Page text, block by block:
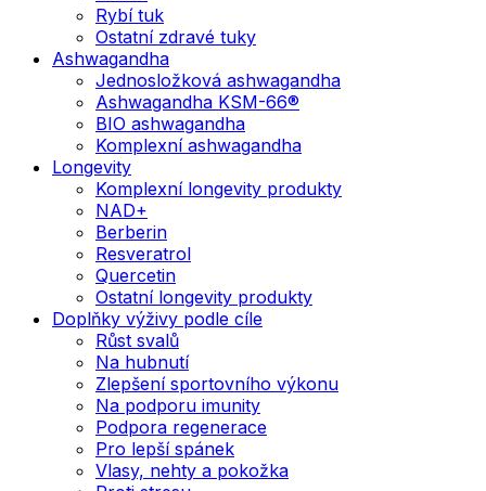
Rybí tuk
Ostatní zdravé tuky
Ashwagandha
Jednosložková ashwagandha
Ashwagandha KSM-66®
BIO ashwagandha
Komplexní ashwagandha
Longevity
Komplexní longevity produkty
NAD+
Berberin
Resveratrol
Quercetin
Ostatní longevity produkty
Doplňky výživy podle cíle
Růst svalů
Na hubnutí
Zlepšení sportovního výkonu
Na podporu imunity
Podpora regenerace
Pro lepší spánek
Vlasy, nehty a pokožka